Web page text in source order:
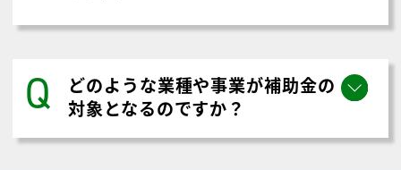
Q
どのような業種や事業が補助金の
対象となるのですか？